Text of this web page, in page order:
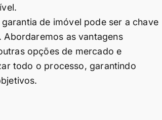
de imóvel pode ser a chave
Abordaremos as vantagens
opções de mercado e
todo o processo, garantindo